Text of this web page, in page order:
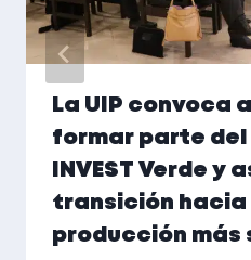
La UIP convoca
formar parte del
INVEST Verde y
transición hacia
producción más